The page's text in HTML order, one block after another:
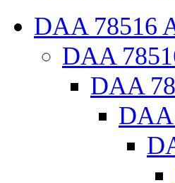
DAA 78516
DAA
DAA
DAA